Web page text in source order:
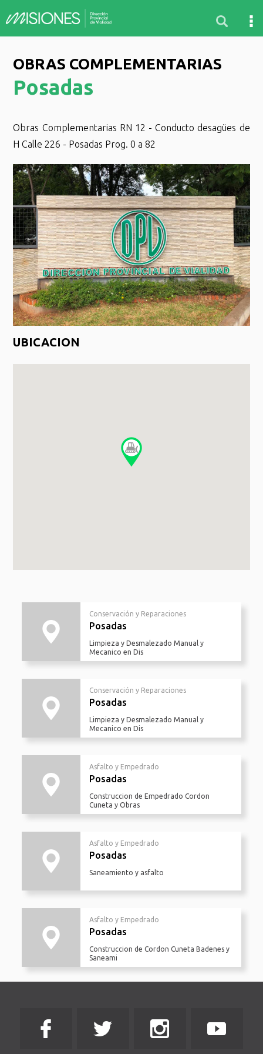
OBRAS COMPLEMENTARIAS
Posadas
Obras Complementarias RN 12 - Conducto desagües de
H Calle 226 - Posadas Prog. 0 a 82
UBICACION
Conservación y Reparaciones
Posadas
Limpieza y Desmalezado Manual y
Mecanico en Dis
Conservación y Reparaciones
Posadas
Limpieza y Desmalezado Manual y
Mecanico en Dis
Asfalto y Empedrado
Posadas
Construccion de Empedrado Cordon
Cuneta y Obras
Asfalto y Empedrado
Posadas
Saneamiento y asfalto
Asfalto y Empedrado
Posadas
Construccion de Cordon Cuneta Badenes y
Saneami